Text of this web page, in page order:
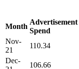
Month
Advertisement
Spend
Nov-
21
110.34
Dec-
106.66